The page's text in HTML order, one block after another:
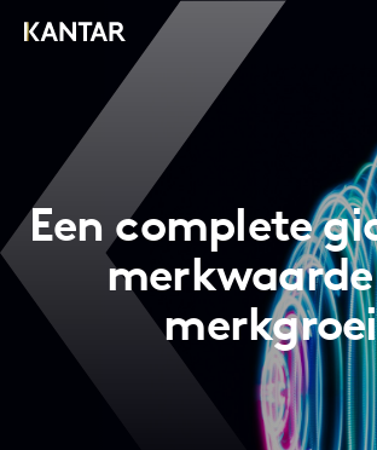
Een complete
merkgroei